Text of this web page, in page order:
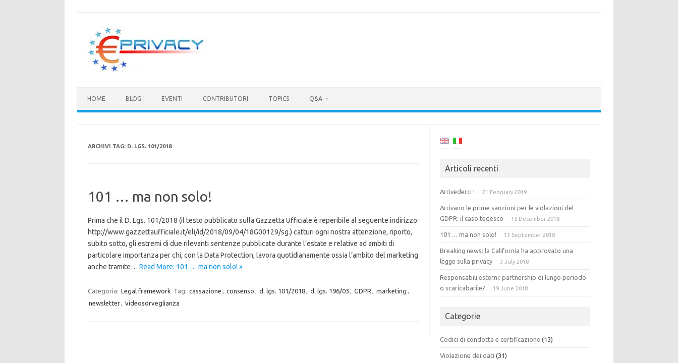
contenuto
HOME BLOG EVENTI CONTRIBUTORI TOPICS Q&A
ARCHIVI TAG: D. LGS. 101/2018
101 … ma non solo!
Prima che il D. Lgs. 101/2018 (il testo pubblicato sulla Gazzetta Ufficiale è reperibile al seguente indirizzo:
http://www.gazzettaufficiale.it/eli/id/2018/09/04/18G00129/sg.) catturi ogni nostra attenzione, riporto,
subito sotto, gli estremi di due rilevanti sentenze pubblicate durante l’estate e relative ad ambiti di
particolare importanza per chi, con la Data Protection, lavora quotidianamente ossia l’ambito del marketing
anche tramite… Read More: 101 … ma non solo! »
Categoria: Legal framework Tag: cassazione , consenso , d. lgs. 101/2018, d. lgs. 196/03 , GDPR , marketing ,
newsletter, videosorveglianza
Articoli recenti
Arrivederci ! 21 February 2019
Arrivano le prime sanzioni per le violazioni del
GDPR: il caso tedesco
15 December 2018
101 … ma non solo! 13 September 2018
Breaking news: la California ha approvato una
legge sulla privacy
3 July 2018
Responsabili esterni: partnership di lungo periodo
o scaricabarile?
19 June 2018
Categorie
Codici di condotta e certificazione (13)
Violazione dei dati (31)